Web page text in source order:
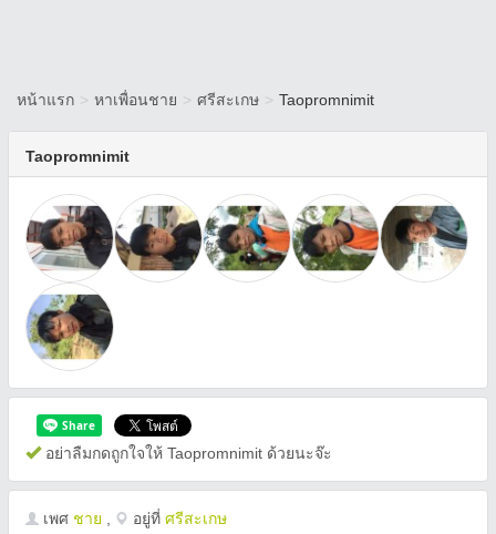
หน้าแรก > หาเพื่อนชาย > ศรีสะเกษ > Taopromnimit
Taopromnimit
อย่าลืมกดถูกใจให้ Taopromnimit ด้วยนะจ๊ะ
เพศ ชาย อยู่ที่ ศรีสะเกษ